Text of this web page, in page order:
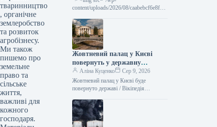
тваринництво
, органічне
землеробство
та розвиток
агробізнесу.
Ми також
пишемо про
земельне
право та
сільське
життя,
важливі для
кожного
господаря.
соняшнику —
content/uploads/2026/08/caabebcf6e8f55
encourages the spread of lepidopteran
pests in corn and sunflower"
Жовтневий палац у Києві
повернуть у державну
власність – рішення суду –
Delo.ua
Аліна Куценко
Сер 9, 2026
Жовтневий палац у Києві буде
повернуто державі / Вікіпедія
задовольнив запит прокуратури та
виніс рішення про передачу…